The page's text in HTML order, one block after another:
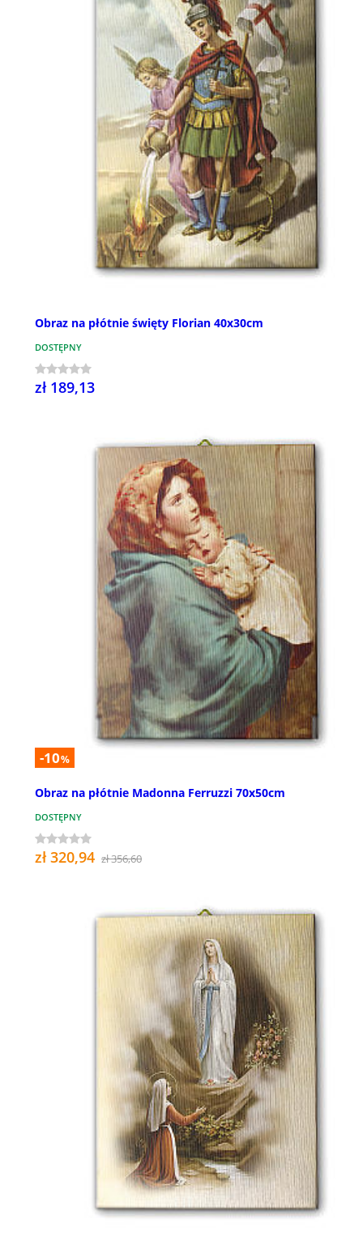
Obraz na płótnie święty Florian 40x30cm
DOSTĘPNY
zł 189,13
-10%
Obraz na płótnie Madonna Ferruzzi 70x50cm
DOSTĘPNY
zł 320,94 zł 356,60